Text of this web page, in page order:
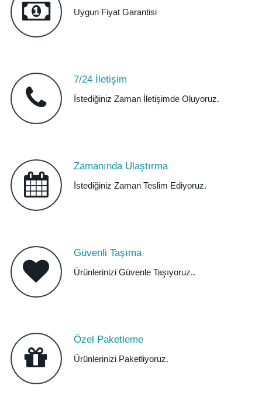
Uygun Fiyat Garantisi
7/24 İletişim
İstediğiniz Zaman İletişimde Oluyoruz.
Zamanında Ulaştırma
İstediğiniz Zaman Teslim Ediyoruz.
Güvenli Taşıma
Ürünlerinizi Güvenle Taşıyoruz..
Özel Paketleme
Ürünlerinizi Paketliyoruz.